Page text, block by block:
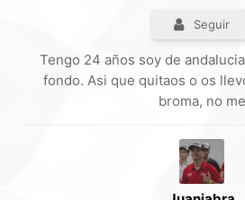
Seguir
Tengo 24 años soy de
fondo. Asi que quitaos o os
broma, no me